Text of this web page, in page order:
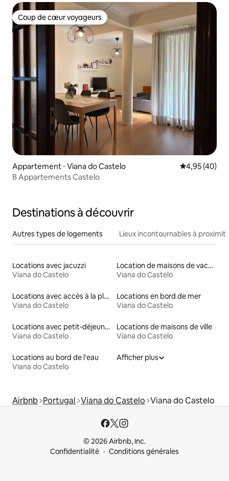
Coup de cœur voyageurs
Coup de cœur voyageurs
Appartement ⋅ Viana do Castelo Évaluation
4,95 (40)
B Appartements Castelo
Destinations à découvrir
Autres types de logements Lieux incontournables à
Locations avec jacuzzi
Viana do Castelo
Location de maisons de vacances
Viana do Castelo
Locations avec accès à la plage
Viana do Castelo
Locations en bord de mer
Viana do Castelo
Locations avec petit-déjeuner
Viana do Castelo
Locations de maisons de ville
Viana do Castelo
Locations au bord de l'eau
Viana do Castelo
Afficher plus
Airbnb Portugal Viana do Castelo Viana do Castelo
© 2026 Airbnb, Inc.
Confidentialité
Conditions générales